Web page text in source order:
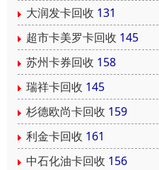
大润发卡回收 131
超市卡美罗卡回收 145
苏州卡券回收 158
瑞祥卡回收 145
杉德欧尚卡回收 159
利金卡回收 161
中石化油卡回收 156